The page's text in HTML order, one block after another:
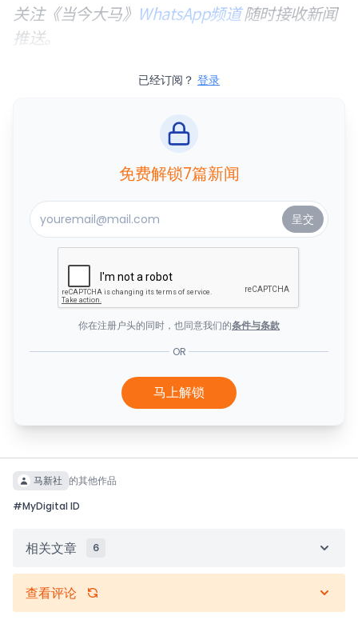
关注《当今大马》 WhatsApp频道随时接收新闻
推送。
已经订阅？ 登录
免费解锁7篇新闻
你在注册户头的同时，也同意我们的条件与条款
OR
马上解锁
马新社 的其他作品
#MyDigital ID
相关文章 6
查看评论